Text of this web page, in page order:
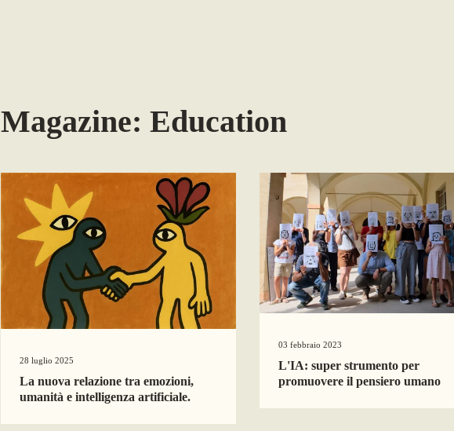
Magazine: Education
28 luglio 2025
La nuova relazione tra emozioni,
umanità e intelligenza artificiale.
03 febbraio 2023
L'IA: super strumento per
promuovere il pensiero umano